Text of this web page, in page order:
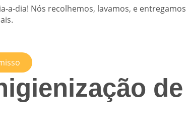
a-dia! Nós recolhemos, lavamos, e